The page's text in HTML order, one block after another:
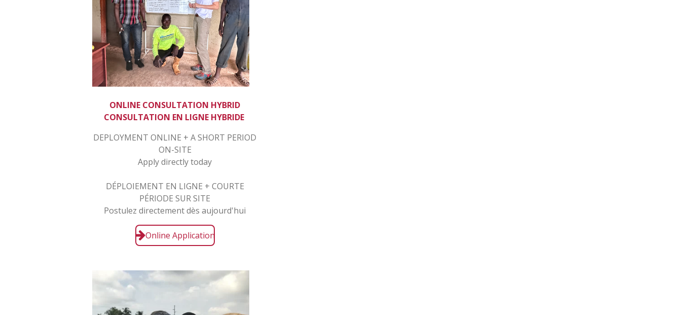
ONLINE CONSULTATION HYBRID
CONSULTATION EN LIGNE HYBRIDE
DEPLOYMENT ONLINE + A SHORT PERIOD
ON-SITE
Apply directly today
DÉPLOIEMENT EN LIGNE + COURTE
PÉRIODE SUR SITE
Postulez directement dès aujourd'hui
Online Application